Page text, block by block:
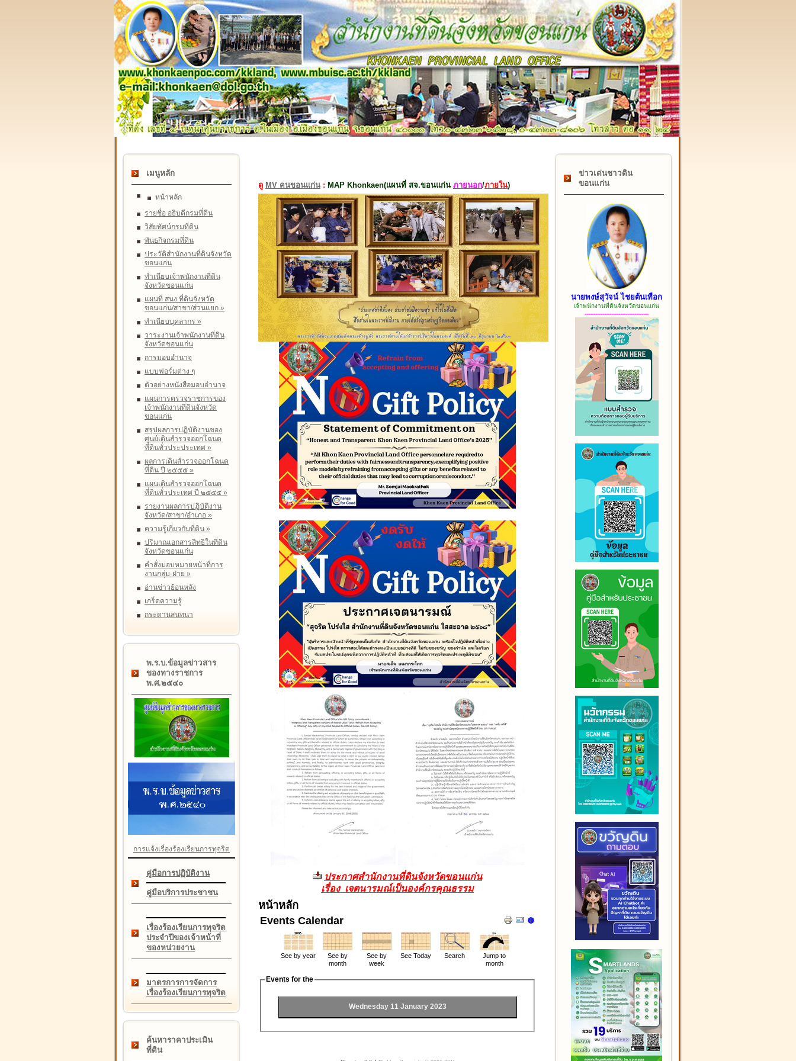
เมนูหลัก
หน้าหลัก
รายชื่อ อธิบดีกรมที่ดิน
วิสัยทัศน์กรมที่ดิน
พันธกิจกรมที่ดิน
ประวัติสำนักงานที่ดินจังหวัด
ขอนแก่น
ทำเนียบเจ้าพนักงานที่ดิน
จังหวัดขอนแก่น
แผนที่ สนง.ที่ดินจังหวัด
ขอนแก่น/สาขา/ส่วนแยก »
ทำเนียบบุคลากร »
วาระงานเจ้าพนักงานที่ดิน
จังหวัดขอนแก่น
การมอบอำนาจ
แบบฟอร์มต่าง ๆ
ตัวอย่างหนังสือมอบอำนาจ
แผนการตรวจราชการของ
เจ้าพนักงานที่ดินจังหวัด
ขอนแก่น
สรุปผลการปฏิบัติงานของ
ศูนย์เดินสำรวจออกโฉนด
ที่ดินทั่วประประเทศ »
ผลการเดินสำรวจออกโฉนด
ที่ดิน ปี ๒๕๕๕ »
แผนเดินสำรวจออกโฉนด
ที่ดินทั่วประเทศ ปี ๒๕๕๕ »
รายงานผลการปฏิบัติงาน
จังหวัด/สาขา/อำเภอ »
ความรู้เกี่ยวกับที่ดิน »
ปริมาณเอกสารสิทธิในที่ดิน
จังหวัดขอนแก่น
คำสั่งมอบหมายหน้าที่การ
งานกลุ่ม-ฝ่าย »
อ่านข่าวย้อนหลัง
เกร็ดความรู้
กระดานสนทนา
พ.ร.บ.ข้อมูลข่าวสาร
ของทางราชการ
พ.ศ.๒๕๔๐
การแจ้งเรื่องร้องเรียนการทุจริต
คู่มือการปฏิบัติงาน
คู่มือบริการประชาชน
เรื่องร้องเรียนการทุจริต
ประจำปีของเจ้าหน้าที่
ของหน่วยงาน
มาตรการการจัดการ
เรื่องร้องเรียนการทุจริต
ค้นหาราคาประเมิน
ที่ดิน
๑๗ กุมภาพันธ์ "วันคล้ายวันสถาปนากรมที่ดิน" ครบรอบ ๑
ดู MV คนขอนแก่น : MAP Khonkaen(แผนที่ สจ.ขอนแก่น ภายนอก/ภายใน)
ประกาศสำนักงานที่ดินจังหวัดขอนแก่น
เรื่อง เจตนารมณ์เป็นองค์กรคุณธรรม
หน้าหลัก
Events Calendar
See by year
See by
month
See by
week
See Today Search
Jump to
month
Events for the
Wednesday 11 January 2023
ข่าวเด่นชาวดิน
ขอนแก่น
นายพงษ์สุวัจน์ ไชยต้นเทือก
เจ้าพนักงานที่ดินจังหวัดขอนแก่น
------------------------------------